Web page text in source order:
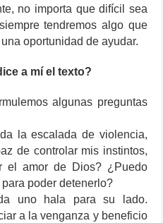
no importa que difícil sea
tendremos algo que
oportunidad de ayudar.
a mí el texto?
algunas preguntas
la escalada de violencia,
de controlar mis instintos,
el amor de Dios? ¿Puedo
poder detenerlo?
uno hala para su lado.
a la venganza y beneficio